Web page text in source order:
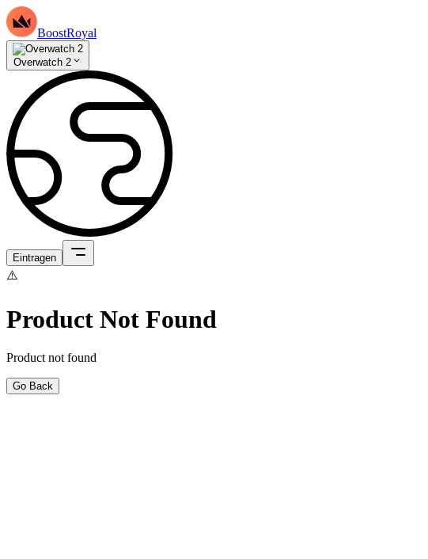
BoostRoyal
Overwatch 2
Eintragen
⚠️
Product Not Found
Product not found
Go Back